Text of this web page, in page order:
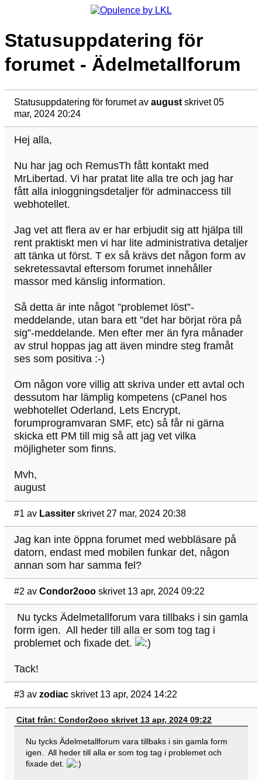
Statusuppdatering för
forumet - Ädelmetallforum
Statusuppdatering för forumetav august skrivet 05
mar, 2024 20:24
Hej alla,
Nu har jag och RemusTh fått kontakt med
MrLibertad. Vi har pratat lite alla tre och jag har
fått alla inloggningsdetaljer för adminaccess till
webhotellet.
Jag vet att flera av er har erbjudit sig att hjälpa till
rent praktiskt men vi har lite administrativa detaljer
att tänka ut först. T ex så krävs det någon form av
sekretessavtal eftersom forumet innehåller
massor med känslig information.
Så detta är inte något ”problemet löst”-
meddelande, utan bara ett ”det har börjat röra på
sig”-meddelande. Men efter mer än fyra månader
av strul hoppas jag att även mindre steg framåt
ses som positiva :-)
Om någon vore villig att skriva under ett avtal och
dessutom har lämplig kompetens (cPanel hos
webhotellet Oderland, Lets Encrypt,
forumprogramvaran SMF, etc) så får ni gärna
skicka ett PM till mig så att jag vet vilka
möjligheter som finns.
Mvh,
august
#1 av Lassiter skrivet 27 mar, 2024 20:38
Jag kan inte öppna forumet med webbläsare på
datorn, endast med mobilen funkar det, någon
annan som har samma fel?
#2 av Condor2ooo skrivet 13 apr, 2024 09:22
Nu tycks Ädelmetallforum vara tillbaks i sin gamla
form igen. All heder till alla er som tog tag i
problemet och fixade det.
Tack!
#3 av zodiac skrivet 13 apr, 2024 14:22
Citat från: Condor2ooo skrivet 13 apr, 2024 09:22
Nu tycks Ädelmetallforum vara tillbaks i sin gamla form
igen. All heder till alla er som tog tag i problemet och
fixade det.